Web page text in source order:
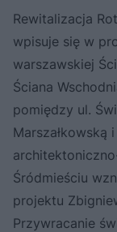
Rewitalizacja
wpisuje się w
warszawskiej
Ściana
pomiędzy ul.
Marszałkowską
Śródmieściu
projektu
Przywracanie